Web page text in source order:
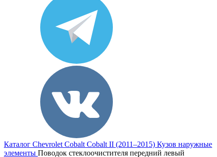
Каталог Chevrolet Cobalt Cobalt II (2011–2015) Кузов наружные
элементы Поводок стеклоочистителя передний левый